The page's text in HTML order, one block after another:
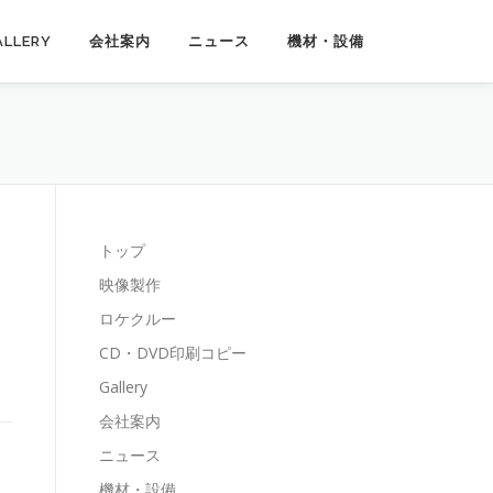
会社案内 ニュース 機材・設備
トップ
映像製作
ロケクルー
CD・DVD印刷コピー
Gallery
会社案内
ニュース